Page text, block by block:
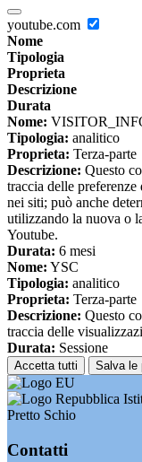
youtube.com
Nome
Tipologia
Proprieta
Descrizione
Durata
Nome:
Tipologia: analitico
Proprieta: Terza-parte
Descrizione: Questo
traccia delle
nei siti; può anche
utilizzando la nuova o
Youtube.
Durata: 6 mesi
Nome: YSC
Tipologia: analitico
Proprieta: Terza-parte
Descrizione: Questo
traccia delle
Durata: Sessione
Accetta tutti Salva le
Pretto Schio
Contatti